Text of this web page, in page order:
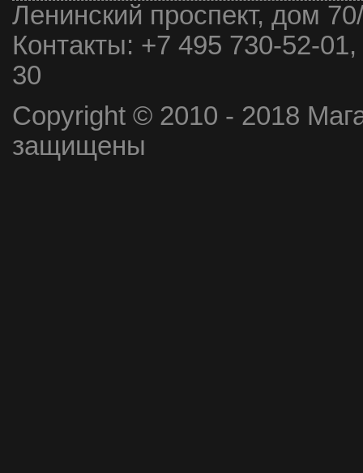
Ленинский проспект, дом
Контакты: +7 495 730-52-
30
Copyright © 2010 - 2018
защищены